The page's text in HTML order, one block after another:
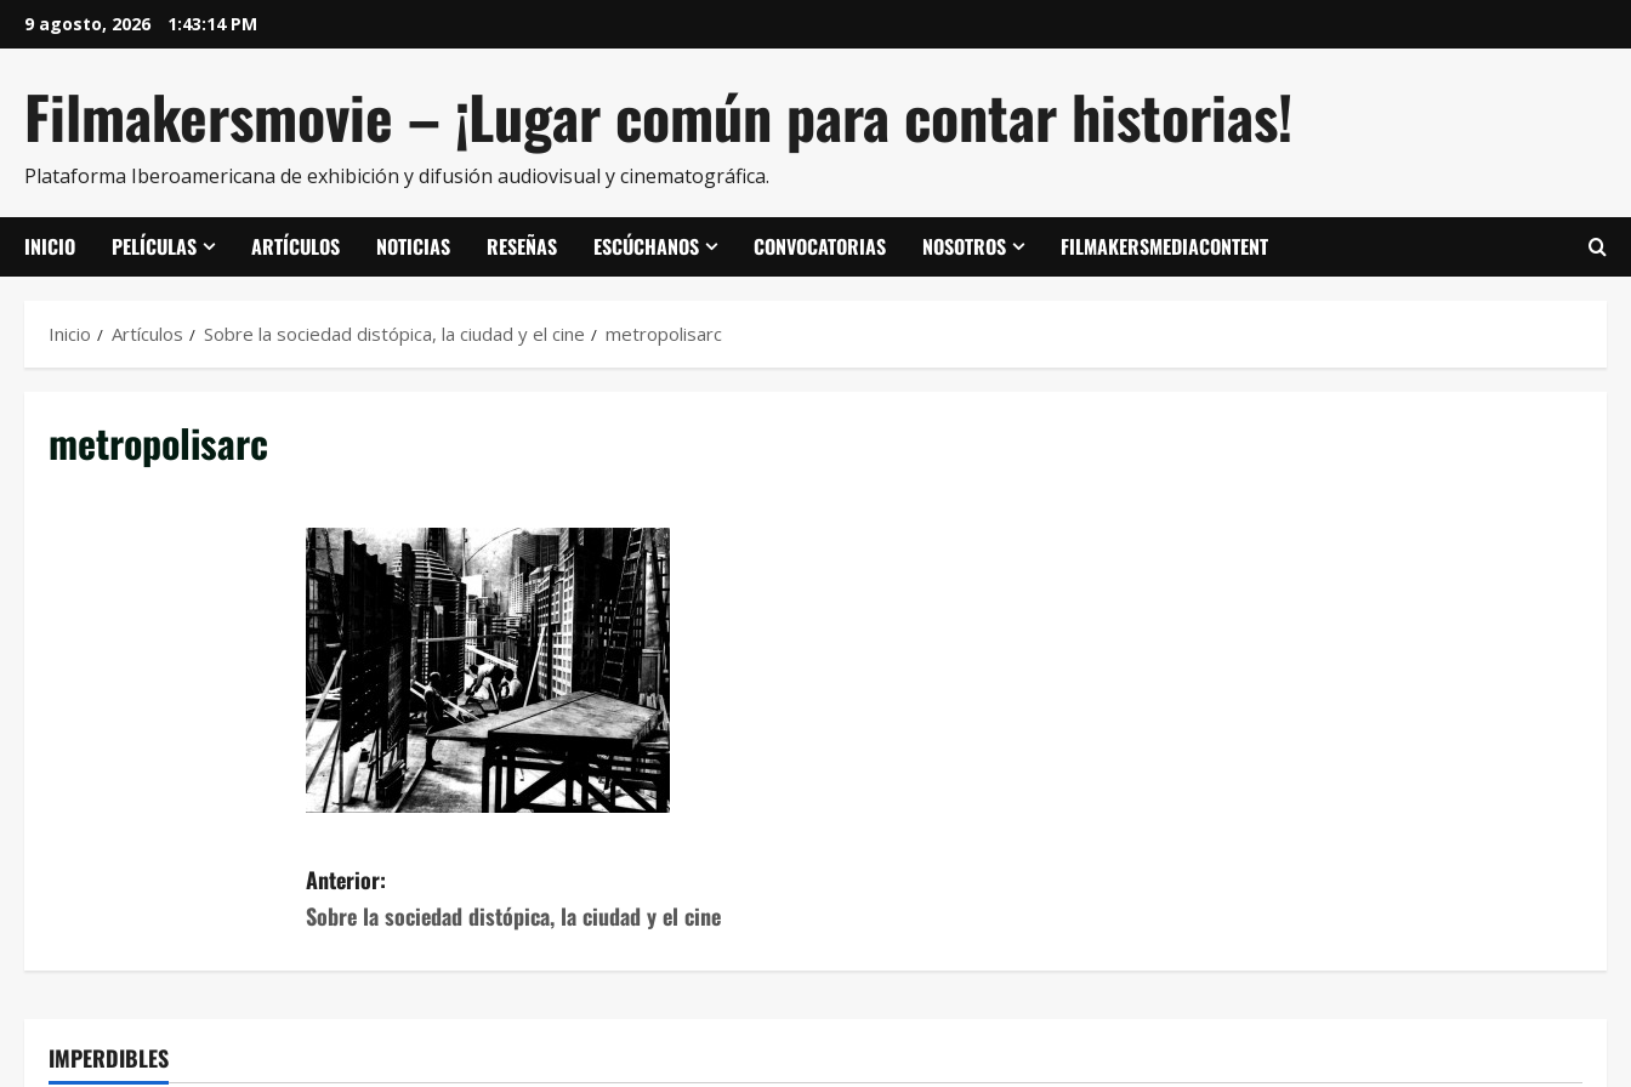
9 agosto, 2026 1:43:14 PM
Filmakersmovie – ¡Lugar común para contar historias!
Plataforma Iberoamericana de exhibición y difusión audiovisual y cinematográfica.
INICIO PELÍCULAS ARTÍCULOS NOTICIAS RESEÑAS ESCÚCHANOS CONVOCATORIAS NOSOTROS FILMAKERSMEDIACONTENT
Inicio Artículos Sobre la sociedad distópica, la ciudad y el cine metropolisarc
metropolisarc
Anterior:
Sobre la sociedad distópica, la ciudad y el cine
IMPERDIBLES